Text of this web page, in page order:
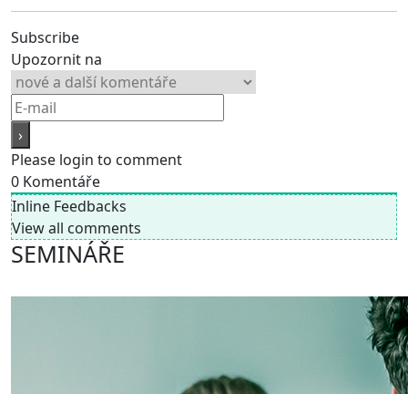
Subscribe
Upozornit na
Please login to comment
0 Komentáře
Inline Feedbacks
View all comments
SEMINÁŘE